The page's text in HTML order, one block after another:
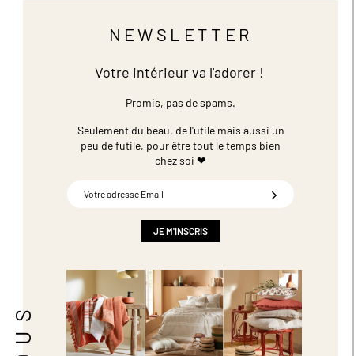
NEWSLETTER
Votre intérieur va l'adorer !
Promis, pas de spams.
Seulement du beau, de l'utile mais aussi un
peu de futile, pour être tout le temps bien
chez soi ❤
JE M'INSCRIS